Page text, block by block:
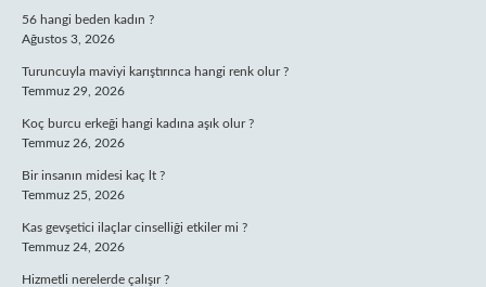
56 hangi beden kadın ?
Ağustos 3, 2026
Turuncuyla maviyi karıştırınca hangi renk olur ?
Temmuz 29, 2026
Koç burcu erkeği hangi kadına aşık olur ?
Temmuz 26, 2026
Bir insanın midesi kaç lt ?
Temmuz 25, 2026
Kas gevşetici ilaçlar cinselliği etkiler mi ?
Temmuz 24, 2026
Hizmetli nerelerde çalışır ?